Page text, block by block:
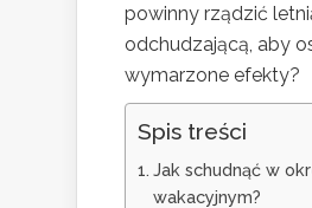
powinny rządzić
odchudzającą, aby
wymarzone efekty?
Spis treści
Jak schudnąć w
wakacyjnym?